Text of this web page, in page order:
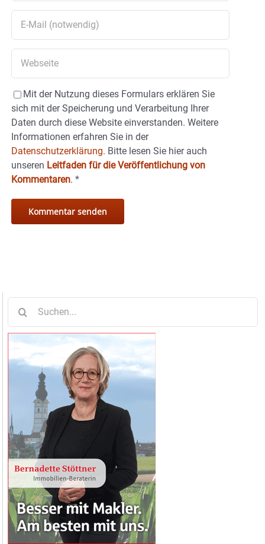
Mit der Nutzung dieses Formulars erklären Sie
sich mit der Speicherung und Verarbeitung Ihrer
Daten durch diese Website einverstanden. Weitere
Informationen erfahren Sie in der
Datenschutzerklärung. Bitte lesen Sie hier auch
unseren Leitfaden für die Veröffentlichung von
Kommentaren. *
nach: